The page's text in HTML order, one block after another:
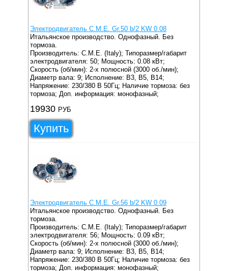
Электродвигатель C.M.E. Gr.50 b/2 KW 0.08
Итальянское производство. Однофазный. Без
тормоза.
Производитель: C.M.E. (Italy); Типоразмер/габарит
электродвигателя: 50; Мощность: 0.08 кВт;
Скорость (об/мин): 2-х полюсной (3000 об./мин);
Диаметр вала: 9; Исполнение: B3, B5, B14;
Напряжение: 230/380 В 50Гц; Наличие тормоза: без
тормоза; Доп. информация: монофазный;
19930 РУБ
Купить
Электродвигатель C.M.E. Gr.56 b/2 KW 0.09
Итальянское производство. Однофазный. Без
тормоза.
Производитель: C.M.E. (Italy); Типоразмер/габарит
электродвигателя: 56; Мощность: 0.09 кВт;
Скорость (об/мин): 2-х полюсной (3000 об./мин);
Диаметр вала: 9; Исполнение: B3, B5, B14;
Напряжение: 230/380 В 50Гц; Наличие тормоза: без
тормоза; Доп. информация: монофазный;